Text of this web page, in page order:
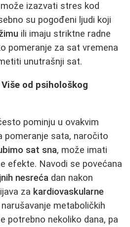
izazvati stres kod
su pogođeni ljudi koji
ili imaju striktne radne
pomeranje za sat vremena
unutrašnji sat.
od psihološkog
pominju u ovakvim
pomeranje sata, naročito
sat sna, može imati
efekte. Navodi se povećana
nesreća dan nakon
za kardiovaskularne
metaboličkih
potrebno nekoliko dana, pa